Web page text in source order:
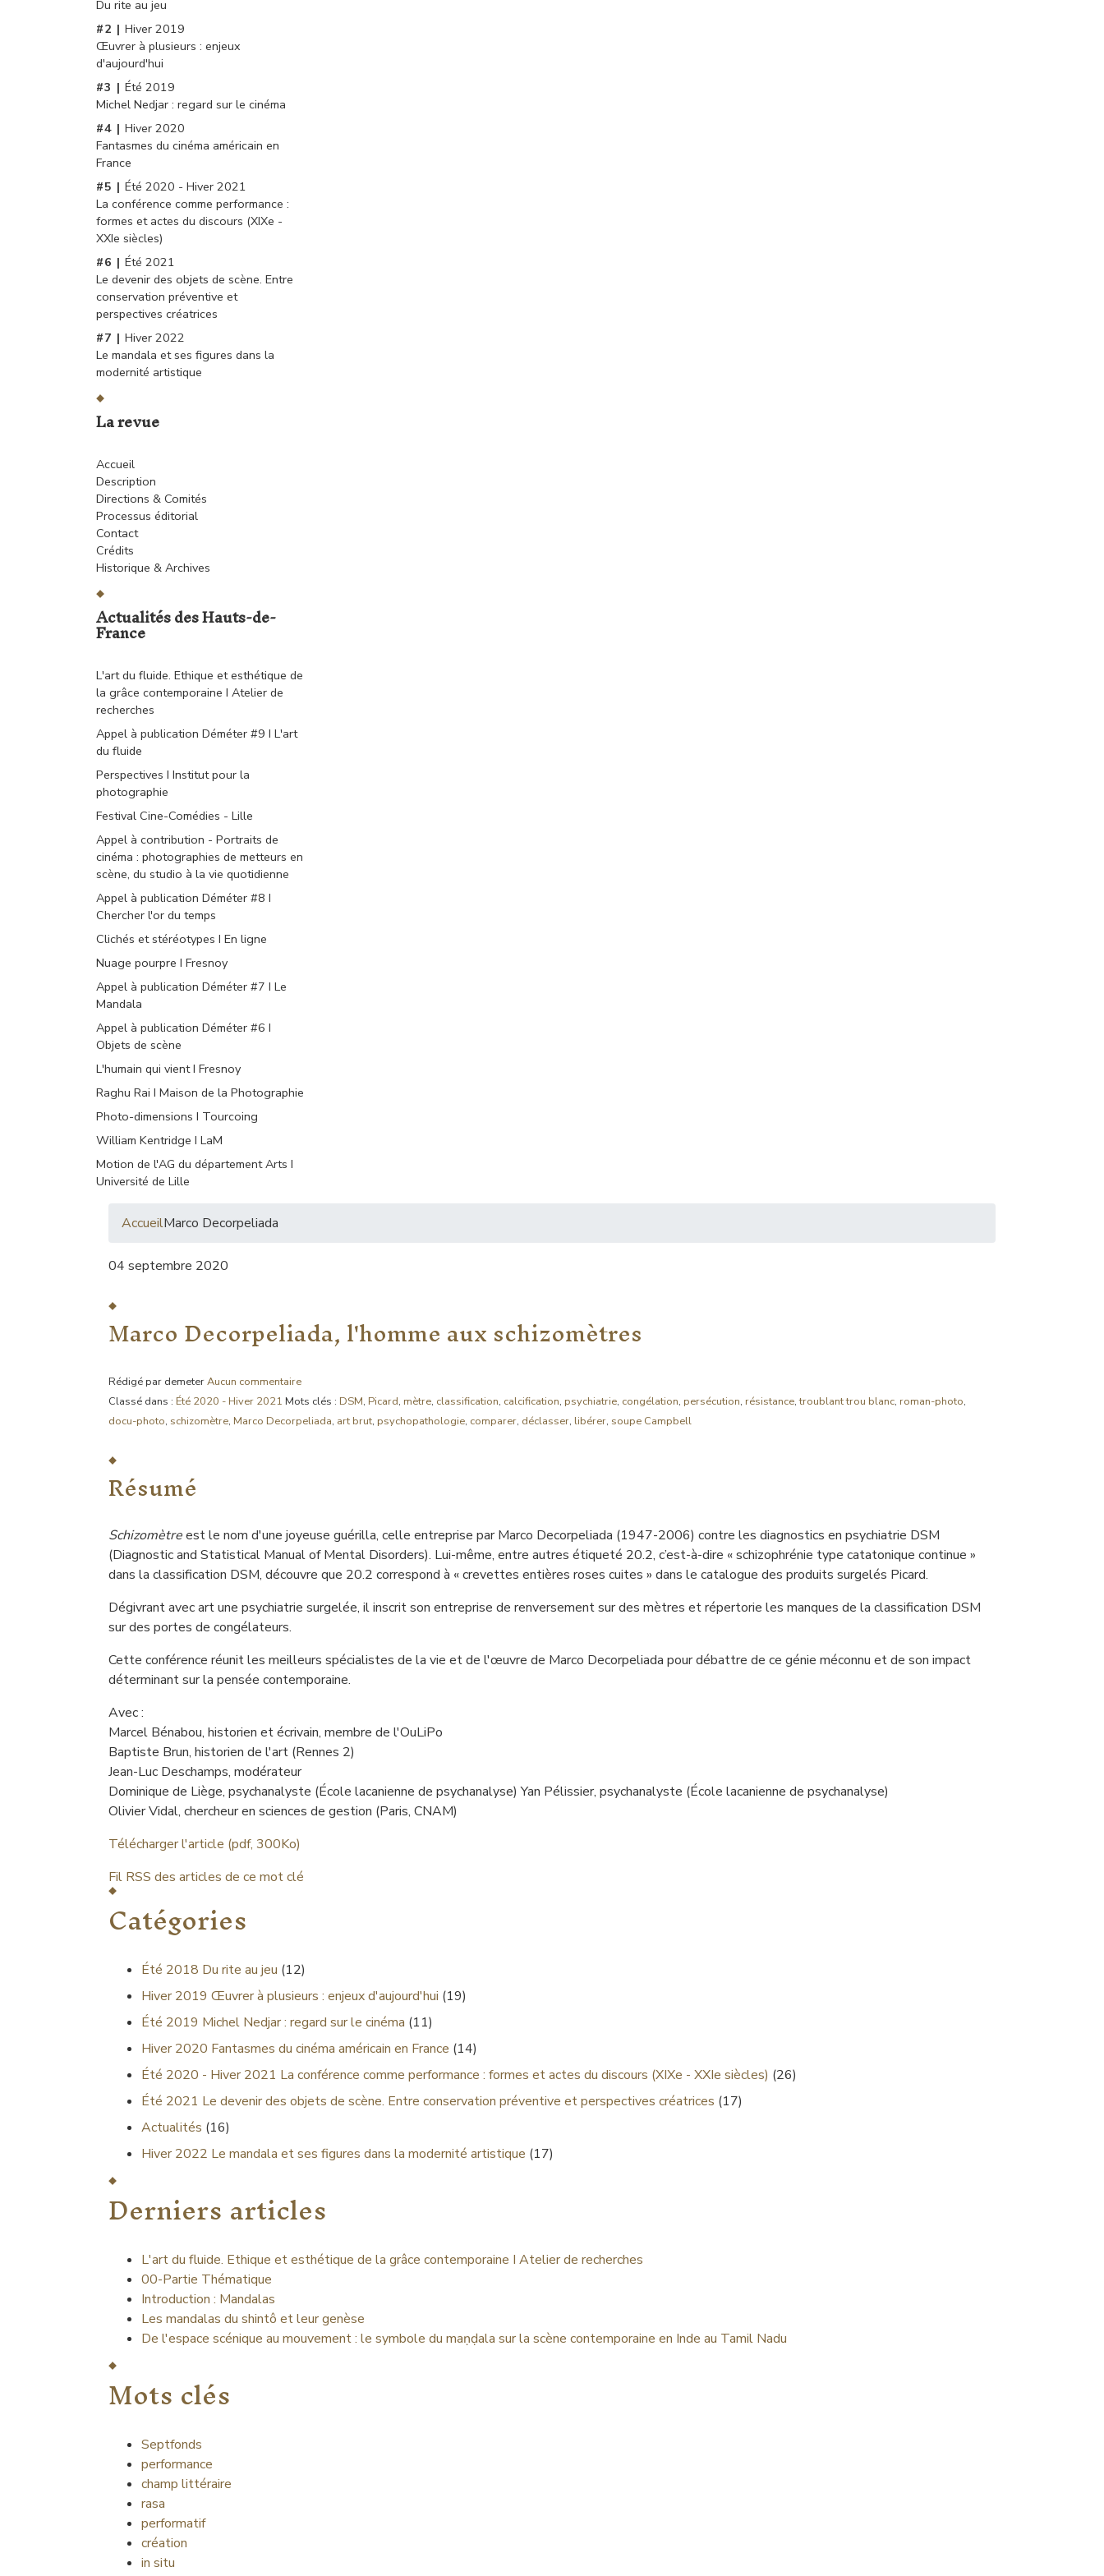
Du rite au jeu
Hiver 2019
Œuvrer à plusieurs : enjeux
d'aujourd'hui
Été 2019
Michel Nedjar : regard sur le cinéma
Hiver 2020
Fantasmes du cinéma américain en
France
Été 2020 - Hiver 2021
La conférence comme performance :
formes et actes du discours (XIXe -
XXIe siècles)
Été 2021
Le devenir des objets de scène. Entre
conservation préventive et
perspectives créatrices
Hiver 2022
Le mandala et ses figures dans la
modernité artistique
La revue
Accueil
Description
Directions & Comités
Processus éditorial
Contact
Crédits
Historique & Archives
Actualités des Hauts-de-
France
L'art du fluide. Ethique et esthétique de
la grâce contemporaine I Atelier de
recherches
Appel à publication Déméter #9 I L'art
du fluide
Perspectives I Institut pour la
photographie
Festival Cine-Comédies - Lille
Appel à contribution - Portraits de
cinéma : photographies de metteurs en
scène, du studio à la vie quotidienne
Appel à publication Déméter #8 I
Chercher l'or du temps
Clichés et stéréotypes I En ligne
Nuage pourpre I Fresnoy
Appel à publication Déméter #7 I Le
Mandala
Appel à publication Déméter #6 I
Objets de scène
L'humain qui vient I Fresnoy
Raghu Rai I Maison de la Photographie
Photo-dimensions I Tourcoing
William Kentridge I LaM
Motion de l'AG du département Arts I
Université de Lille
AccueilMarco Decorpeliada
04 septembre 2020
Marco Decorpeliada, l'homme aux schizomètres
Rédigé par demeterAucun commentaire
Classé dans : Été 2020 - Hiver 2021 Mots clés : DSM, Picard, mètre, classification, calcification, psychiatrie, congélation, persécution, résistance,troublant trou blanc, roman-photo,
docu-photo, schizomètre, Marco Decorpeliada, art brut, psychopathologie, comparer, déclasser, libérer, soupe Campbell
Résumé
Schizomètreest le nom d'une joyeuse guérilla, celle entreprise par Marco Decorpeliada (1947-2006) contre les diagnostics en psychiatrie DSM
(Diagnostic and Statistical Manual of Mental Disorders). Lui-même, entre autres étiqueté 20.2, c’est-à-dire « schizophrénie type catatonique continue »
dans la classification DSM, découvre que 20.2 correspond à « crevettes entières roses cuites » dans le catalogue des produits surgelés Picard.
Dégivrant avec art une psychiatrie surgelée, il inscrit son entreprise de renversement sur des mètres et répertorie les manques de la classification DSM
sur des portes de congélateurs.
Cette conférence réunit les meilleurs spécialistes de la vie et de l'œuvre de Marco Decorpeliada pour débattre de ce génie méconnu et de son impact
déterminant sur la pensée contemporaine.
Avec :
Marcel Bénabou, historien et écrivain, membre de l'OuLiPo
Baptiste Brun, historien de l'art (Rennes 2)
Jean-Luc Deschamps, modérateur
Dominique de Liège, psychanalyste (École lacanienne de psychanalyse) Yan Pélissier, psychanalyste (École lacanienne de psychanalyse)
Olivier Vidal, chercheur en sciences de gestion (Paris, CNAM)
Télécharger l'article (pdf, 300Ko)
Fil RSS des articles de ce mot clé
Catégories
Été 2018 Du rite au jeu (12)
Hiver 2019 Œuvrer à plusieurs : enjeux d'aujourd'hui (19)
Été 2019 Michel Nedjar : regard sur le cinéma (11)
Hiver 2020 Fantasmes du cinéma américain en France (14)
Été 2020 - Hiver 2021 La conférence comme performance : formes et actes du discours (XIXe - XXIe siècles) (26)
Été 2021 Le devenir des objets de scène. Entre conservation préventive et perspectives créatrices (17)
Actualités (16)
Hiver 2022 Le mandala et ses figures dans la modernité artistique (17)
Derniers articles
L'art du fluide. Ethique et esthétique de la grâce contemporaine I Atelier de recherches
00-Partie Thématique
Introduction : Mandalas
Les mandalas du shintô et leur genèse
De l'espace scénique au mouvement : le symbole du maṇḍala sur la scène contemporaine en Inde au Tamil Nadu
Mots clés
Septfonds
performance
champ littéraire
rasa
performatif
création
in situ